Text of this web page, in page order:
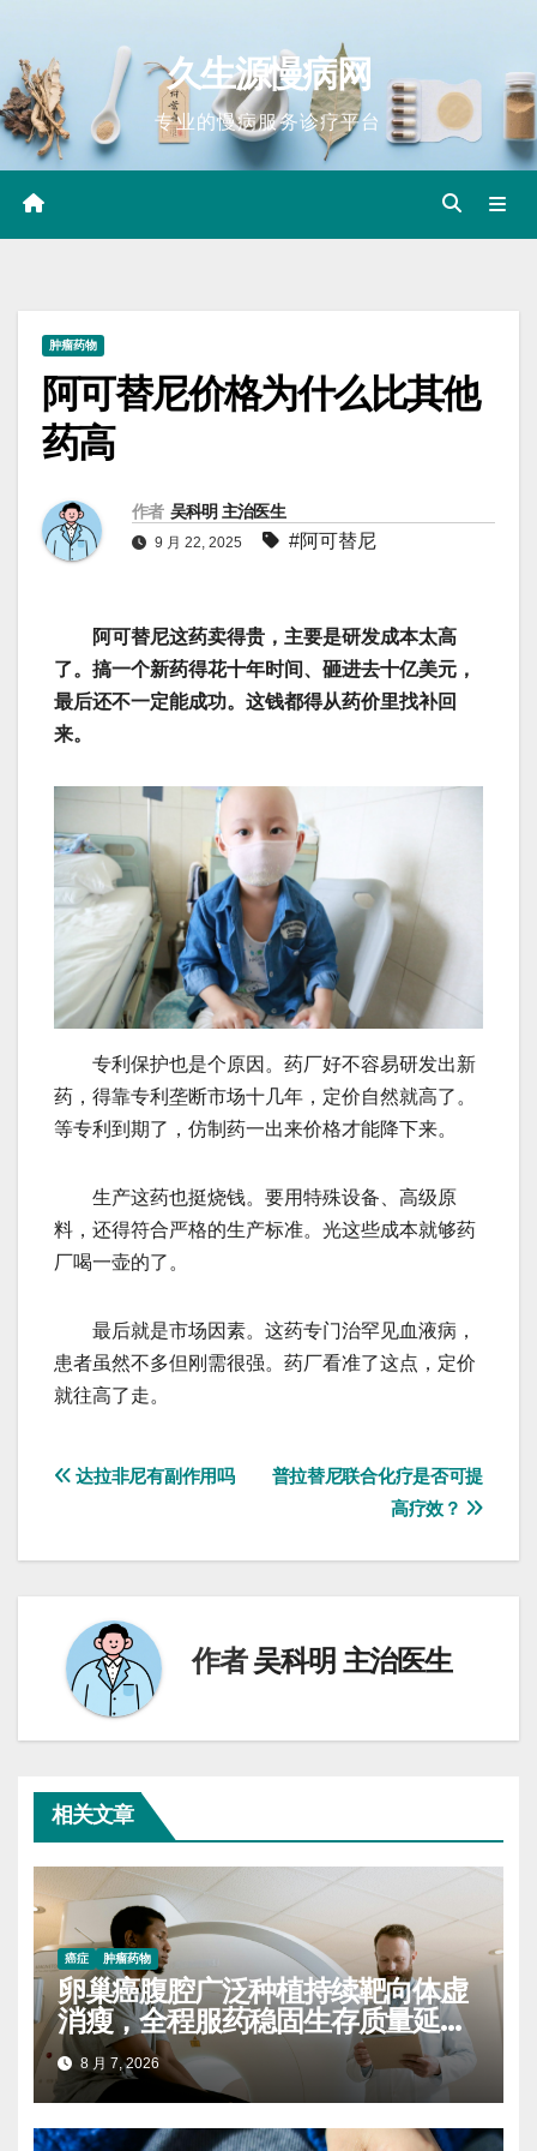
content
久生源慢病网
专业的慢病服务诊疗平台
肿瘤药物
阿可替尼价格为什么比其他
药高
作者 吴科明 主治医生
9 月 22, 2025 #阿可替尼
阿可替尼这药卖得贵，主要是研发成本太高
了。搞一个新药得花十年时间、砸进去十亿美元，
最后还不一定能成功。这钱都得从药价里找补回
来。
专利保护也是个原因。药厂好不容易研发出新
药，得靠专利垄断市场十几年，定价自然就高了。
等专利到期了，仿制药一出来价格才能降下来。
生产这药也挺烧钱。要用特殊设备、高级原
料，还得符合严格的生产标准。光这些成本就够药
厂喝一壶的了。
最后就是市场因素。这药专门治罕见血液病，
患者虽然不多但刚需很强。药厂看准了这点，定价
就往高了走。
文
航
普拉替尼联合化疗是否可提
高疗效？
达拉非尼有副作用吗
作者吴科明 主治医生
相关文章
癌症 肿瘤药物
卵巢癌腹腔广泛种植持续靶向体虚
消瘦，全程服药稳固生存质量延缓
进展
8 月 7, 2026